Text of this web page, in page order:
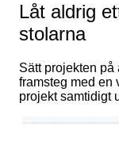
Låt aldrig
stolarna
Sätt projekten
framsteg med en
projekt samtidigt